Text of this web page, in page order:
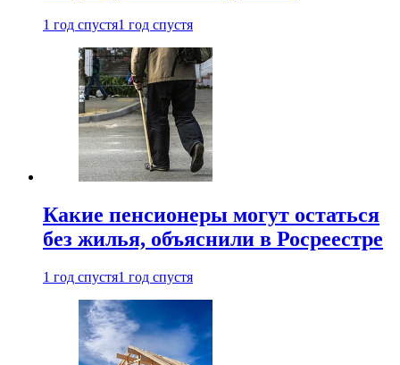
1 год спустя1 год спустя
Какие пенсионеры могут остаться
без жилья, объяснили в Росреестре
1 год спустя1 год спустя